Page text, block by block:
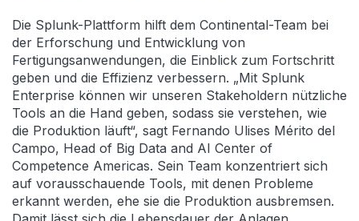
Die Splunk-Plattform hilft dem Continental-Team bei
der Erforschung und Entwicklung von
Fertigungsanwendungen, die Einblick zum Fortschritt
geben und die Effizienz verbessern. „Mit Splunk
Enterprise können wir unseren Stakeholdern nützliche
Tools an die Hand geben, sodass sie verstehen, wie
die Produktion läuft“, sagt Fernando Ulises Mérito del
Campo, Head of Big Data and AI Center of
Competence Americas. Sein Team konzentriert sich
auf vorausschauende Tools, mit denen Probleme
erkannt werden, ehe sie die Produktion ausbremsen.